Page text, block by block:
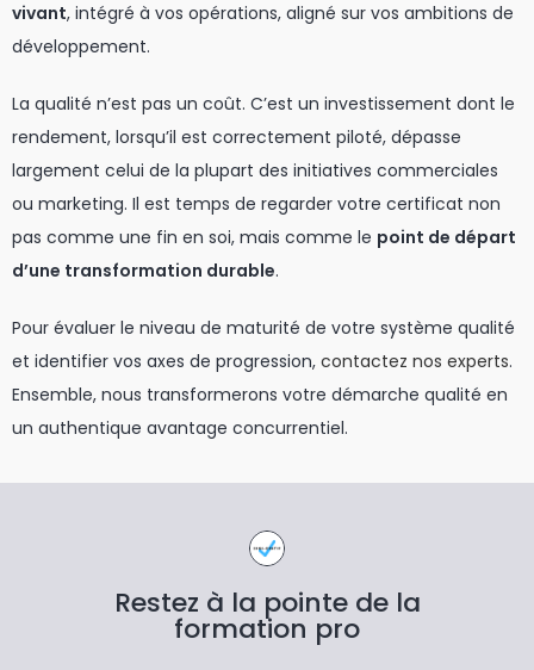
vivant, intégré à vos opérations, aligné sur vos ambitions de
développement.
La qualité n’est pas un coût. C’est un investissement dont le
rendement, lorsqu’il est correctement piloté, dépasse
largement celui de la plupart des initiatives commerciales
ou marketing. Il est temps de regarder votre certificat non
pas comme une fin en soi, mais comme le point de départ
d’une transformation durable.
Pour évaluer le niveau de maturité de votre système qualité
et identifier vos axes de progression, contactez nos experts.
Ensemble, nous transformerons votre démarche qualité en
un authentique avantage concurrentiel.
Restez à la pointe de la
formation pro